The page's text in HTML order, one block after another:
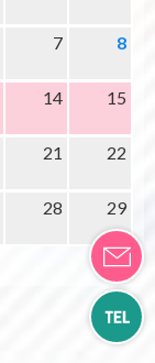
7 8
14 15
21 22
28 29